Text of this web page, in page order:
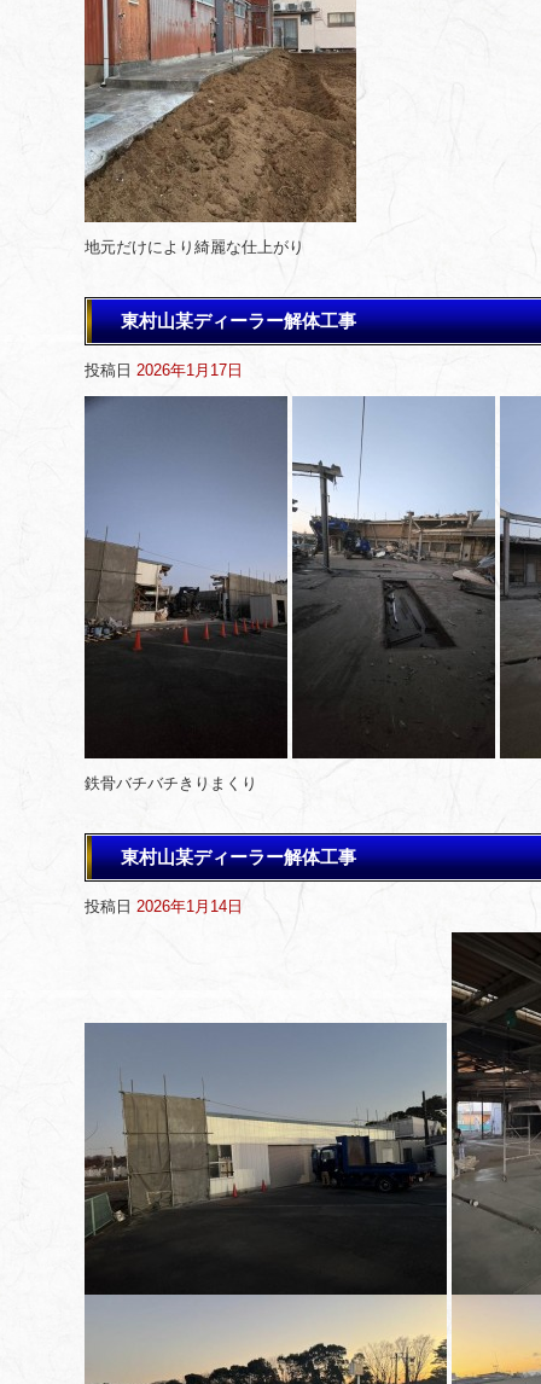
地元だけにより綺麗な仕上がり
東村山某ディーラー解体工事
投稿日 2026年1月17日
鉄骨バチバチきりまくり
東村山某ディーラー解体工事
投稿日 2026年1月14日